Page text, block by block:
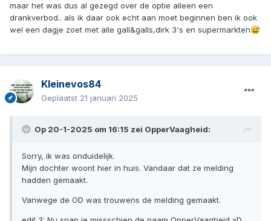
maar het was dus al gezegd over de optie alleen een
drankverbod.. als ik daar ook echt aan moet beginnen ben ik ook
wel een dagje zoet met alle gall&galls,dirk 3's en supermarkten😅
Kleinevos84
Geplaatst 21 januari 2025
Op 20-1-2025 om 16:15 zei OpperVaagheid:
Sorry, ik was onduidelijk.
Mijn dochter woont hier in huis. Vandaar dat ze melding
hadden gemaakt.
Vanwege de OD was trouwens de melding gemaakt.